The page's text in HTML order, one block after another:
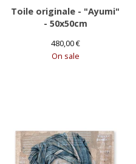
Toile originale - "Ayumi"
- 50x50cm
480,00€
On sale